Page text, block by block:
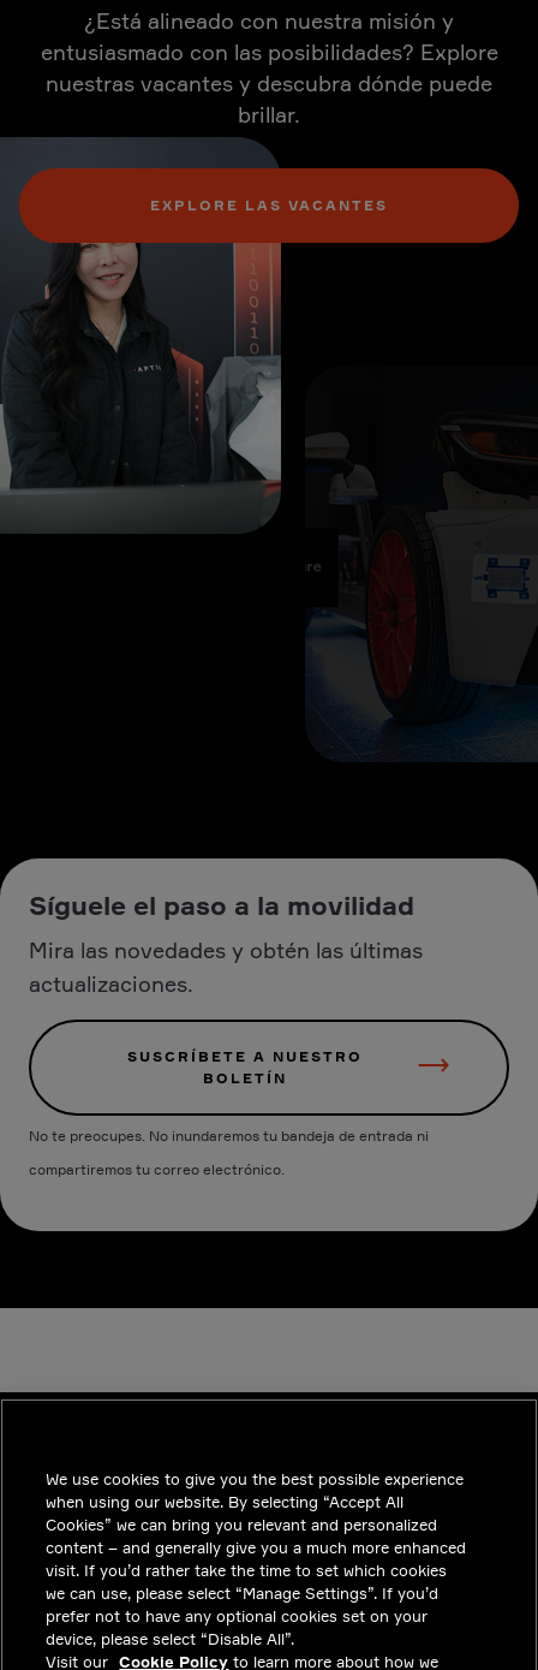
¿Está alineado con nuestra misión y
entusiasmado con las posibilidades? Explore
nuestras vacantes y descubra dónde puede
brillar.
EXPLORE LAS VACANTES
Síguele el paso a la movilidad
Mira las novedades y obtén las últimas
actualizaciones.
SUSCRÍBETE A NUESTRO
BOLETÍN
No te preocupes. No inundaremos tu bandeja de entrada ni
compartiremos tu correo electrónico.
INDUSTRIES
TENDENCIAS
SOLUCIONES
CARRERAS
INVERSIONISTAS
We use cookies to give you the best possible experience
when using our website. By selecting “Accept All
Cookies” we can bring you relevant and personalized
content – and generally give you a much more enhanced
visit. If you’d rather take the time to set which cookies
we can use, please select “Manage Settings”. If you’d
prefer not to have any optional cookies set on your
device, please select “Disable All”.
Visit our Cookie Policy to learn more about how we